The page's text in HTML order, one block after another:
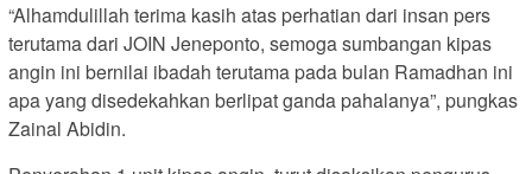
“Alhamdulillah terima kasih atas perhatian dari insan pers
terutama dari JOIN Jeneponto, semoga sumbangan kipas
angin ini bernilai ibadah terutama pada bulan Ramadhan ini
apa yang disedekahkan berlipat ganda pahalanya”, pungkas
Zainal Abidin.